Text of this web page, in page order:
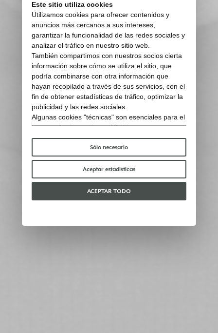
Este sitio utiliza cookies
Utilizamos cookies para ofrecer contenidos y
anuncios más cercanos a sus intereses,
garantizar la funcionalidad de las redes sociales y
analizar el tráfico en nuestro sitio web.
También compartimos con nuestros socios cierta
información sobre cómo se utiliza el sitio, que
podría combinarse con otra información que
hayan recopilado a través de sus servicios, con el
fin de obtener estadísticas de tráfico, optimizar la
publicidad y las redes sociales.
Algunas cookies "técnicas" son esenciales para el
correcto funcionamiento del sitio y no procesan ni
comparten ningún dato personal con terceros.
Para saber más puedes consultar nuestra
de cookies.
Por favor, elige qué cookies aceptar:
Sólo necesario
Aceptar estadísticas
ACEPTAR TODO